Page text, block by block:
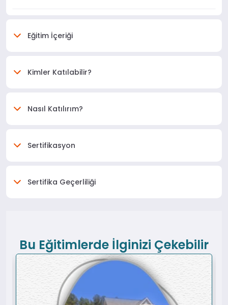
Eğitim İçeriği
Kimler Katılabilir?
Nasıl Katılırım?
Sertifikasyon
Sertifika Geçerliliği
Bu Eğitimlerde İlginizi Çekebilir